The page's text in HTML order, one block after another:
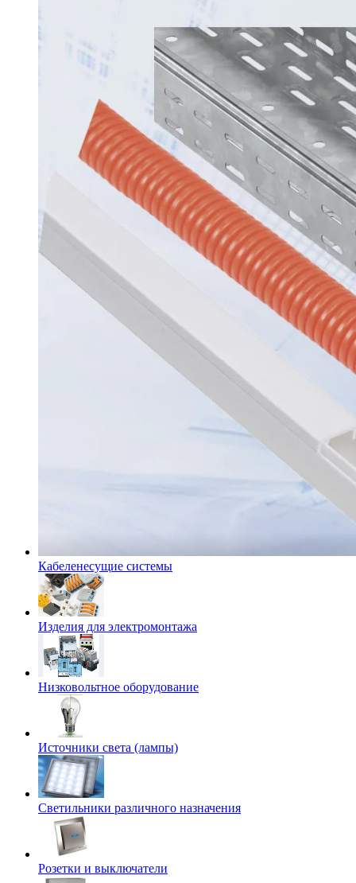
Кабеленесущие системы
Изделия для электромонтажа
Низковольтное оборудование
Источники света (лампы)
Светильники различного назначения
Розетки и выключатели